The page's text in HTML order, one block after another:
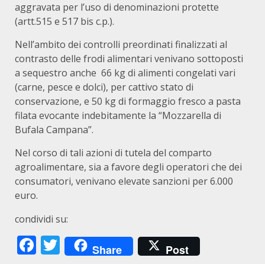
aggravata per l’uso di denominazioni protette
(artt.515 e 517 bis c.p.).
Nell’ambito dei controlli preordinati finalizzati al
contrasto delle frodi alimentari venivano sottoposti
a sequestro anche 66 kg di alimenti congelati vari
(carne, pesce e dolci), per cattivo stato di
conservazione, e 50 kg di formaggio fresco a pasta
filata evocante indebitamente la “Mozzarella di
Bufala Campana”.
Nel corso di tali azioni di tutela del comparto
agroalimentare, sia a favore degli operatori che dei
consumatori, venivano elevate sanzioni per 6.000
euro.
condividi su:
Facebook
Twitter
Share Post